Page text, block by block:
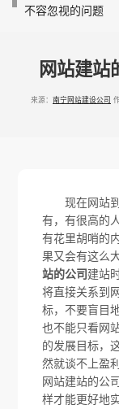
不容忽视的问题
网站建站
来源： 南宁网站建设公司
现在网站到
有，有很高的
有花里胡哨的
果又会有这么
站的公司建站
将直接关系到
标，不要盲目
也不能只看网
的发展目标，
然就谈不上盈
网站建站的公
样才能更好地